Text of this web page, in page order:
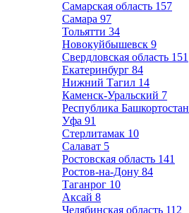
Самарская область 157
Самара 97
Тольятти 34
Новокуйбышевск 9
Свердловская область 151
Екатеринбург 84
Нижний Тагил 14
Каменск-Уральский 7
Республика Башкортостан
Уфа 91
Стерлитамак 10
Салават 5
Ростовская область 141
Ростов-на-Дону 84
Таганрог 10
Аксай 8
Челябинская область 112